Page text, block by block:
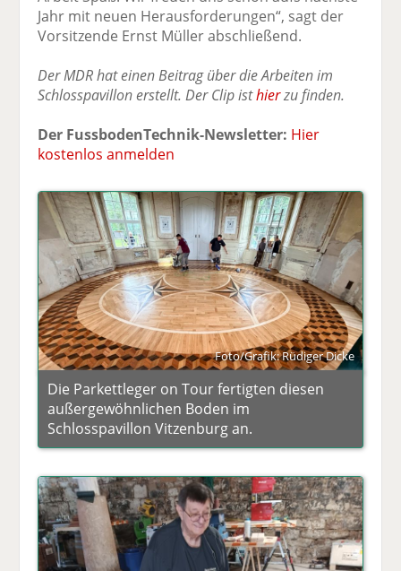
Jahr mit neuen Herausforderungen“, sagt der
Vorsitzende Ernst Müller abschließend.
Der MDR hat einen Beitrag über die Arbeiten im
Schlosspavillon erstellt. Der Clip isthierzu finden.
Der FussbodenTechnik-Newsletter: Hier
kostenlos anmelden
Foto/Grafik: Rüdiger Dicke
Die Parkettleger on Tour fertigten diesen
außergewöhnlichen Boden im
Schlosspavillon Vitzenburg an.